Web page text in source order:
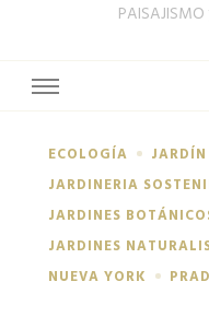
PAISAJISMO
ECOLOGÍA
JARDINERIA
JARDINES
JARDINES
NUEVA YORK